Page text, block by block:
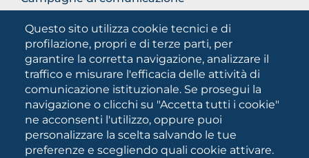
Questo sito utilizza cookie tecnici e di
profilazione, propri e di terze parti, per
garantire la corretta navigazione, analizzare il
traffico e misurare l'efficacia delle attività di
comunicazione istituzionale. Se prosegui la
navigazione o clicchi su "Accetta tutti i cookie"
ne acconsenti l'utilizzo, oppure puoi
personalizzare la scelta salvando le tue
preferenze e scegliendo quali cookie attivare.
Unifg Mag
Manuale di identità visiva
Facts and figures
SOCIAL
MEDIA